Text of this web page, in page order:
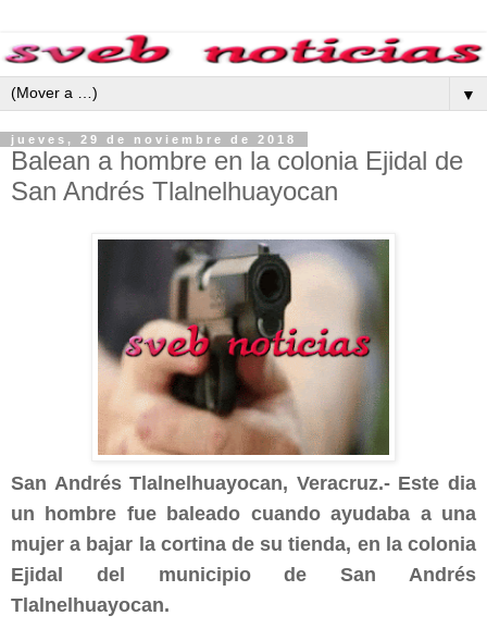
▼
jueves, 29 de noviembre de 2018
Balean a hombre en la colonia Ejidal de
San Andrés Tlalnelhuayocan
San Andrés Tlalnelhuayocan, Veracruz.- Este dia
un hombre fue baleado cuando ayudaba a una
mujer a bajar la cortina de su tienda, en la colonia
Ejidal del municipio de San Andrés
Tlalnelhuayocan.